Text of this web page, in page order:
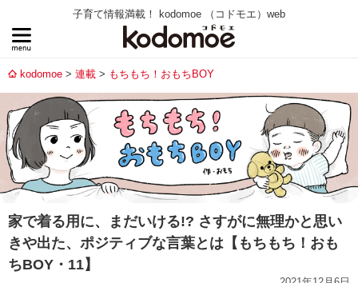
子育て情報満載！ kodomoe （コドモエ）web
kodomoe 連載 もちもち！おもちBOY
家で着る用に、まだいける!? さすがに無理かと思い
きや出た、ポジティブな言葉とは【もちもち！おも
ちBOY・11】